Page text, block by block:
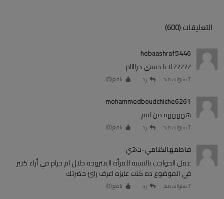
التعليقات (600)
hebaashraf5446
????? لا يا حبيبتى حراااام
7 سنوات منذ رد نافع (8
)
mohammedboudchiche6261
هههههه من انتم
7 سنوات منذ رد نافع (0
)
فاطمهالكتامي-ث2ي
عمل الحواجب بالنسبه للمرأه المتزوجه حلال ام حرام في أراء كتير
في الموضوع ده كنت عايزه اعرف رائ حضرتك
7 سنوات منذ رد نافع (0
)